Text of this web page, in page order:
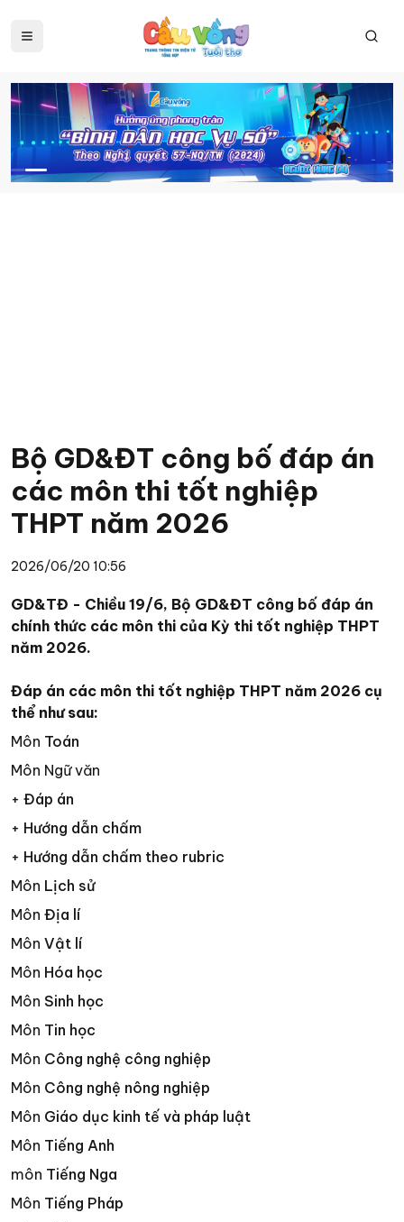
Bộ GD&ĐT công bố đáp án
các môn thi tốt nghiệp
THPT năm 2026
2026/06/20 10:56
GD&TĐ - Chiều 19/6, Bộ GD&ĐT công bố đáp án
chính thức các môn thi của Kỳ thi tốt nghiệp THPT
năm 2026.
Đáp án các môn thi tốt nghiệp THPT năm 2026 cụ
thể như sau:
Môn Toán
Môn Ngữ văn
+ Đáp án
+ Hướng dẫn chấm
+ Hướng dẫn chấm theo rubric
Môn Lịch sử
Môn Địa lí
Môn Vật lí
Môn Hóa học
Môn Sinh học
Môn Tin học
Môn Công nghệ công nghiệp
Môn Công nghệ nông nghiệp
Môn Giáo dục kinh tế và pháp luật
Môn Tiếng Anh
môn Tiếng Nga
Môn Tiếng Pháp